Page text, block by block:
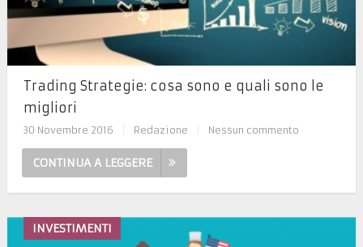
Trading Strategie: cosa sono e quali sono le
migliori
30 Novembre 2016 Redazione Nessun commento
CONTINUA A LEGGERE
INVESTIMENTI